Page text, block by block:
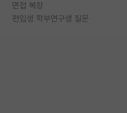
면접 복장
편입생 학부연구생 질문